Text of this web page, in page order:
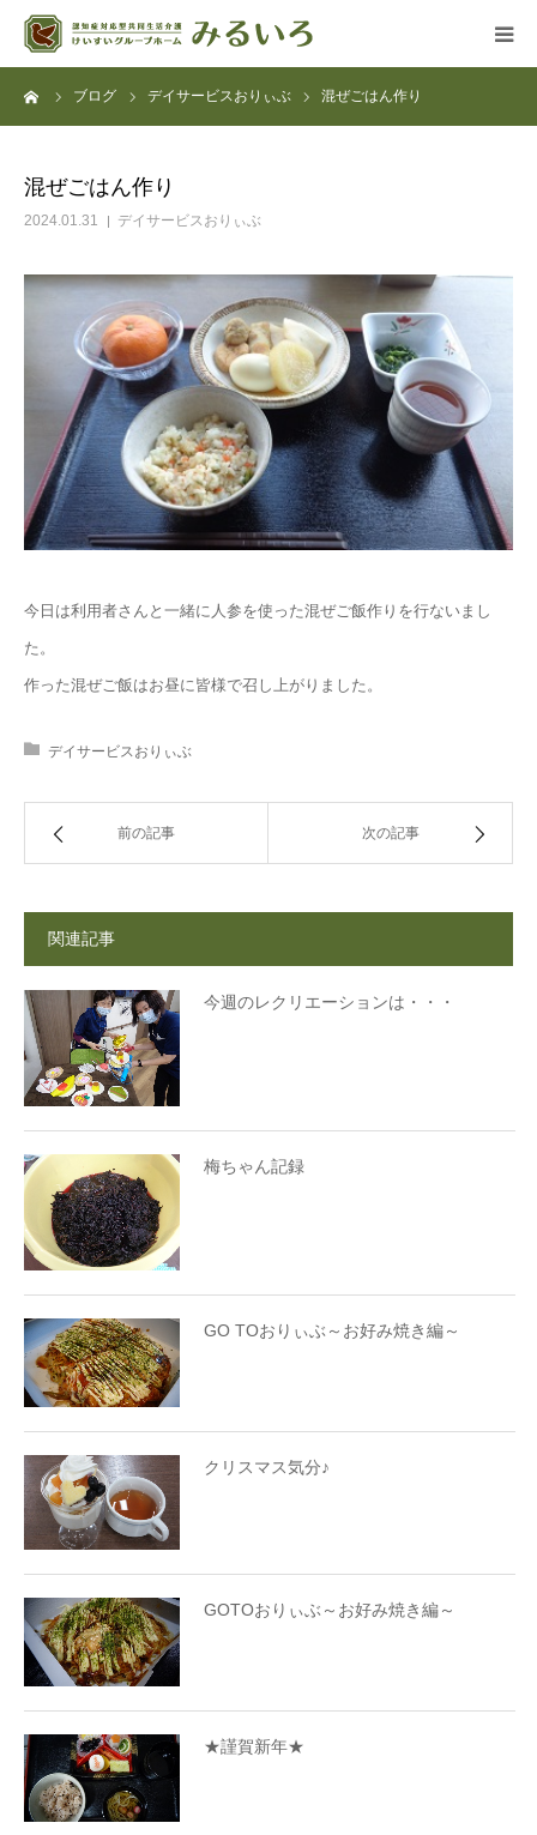
ブログ デイサービスおりぃぶ 混ぜごはん作り
混ぜごはん作り
2024.01.31 デイサービスおりぃぶ
今日は利用者さんと一緒に人参を使った混ぜご飯作りを行ないまし
た。
作った混ぜご飯はお昼に皆様で召し上がりました。
デイサービスおりぃぶ
前の記事 次の記事
関連記事
今週のレクリエーションは・・・
梅ちゃん記録
GO TOおりぃぶ～お好み焼き編～
クリスマス気分♪
GOTOおりぃぶ～お好み焼き編～
★謹賀新年★
グループホーム
よくある質問
法人概要